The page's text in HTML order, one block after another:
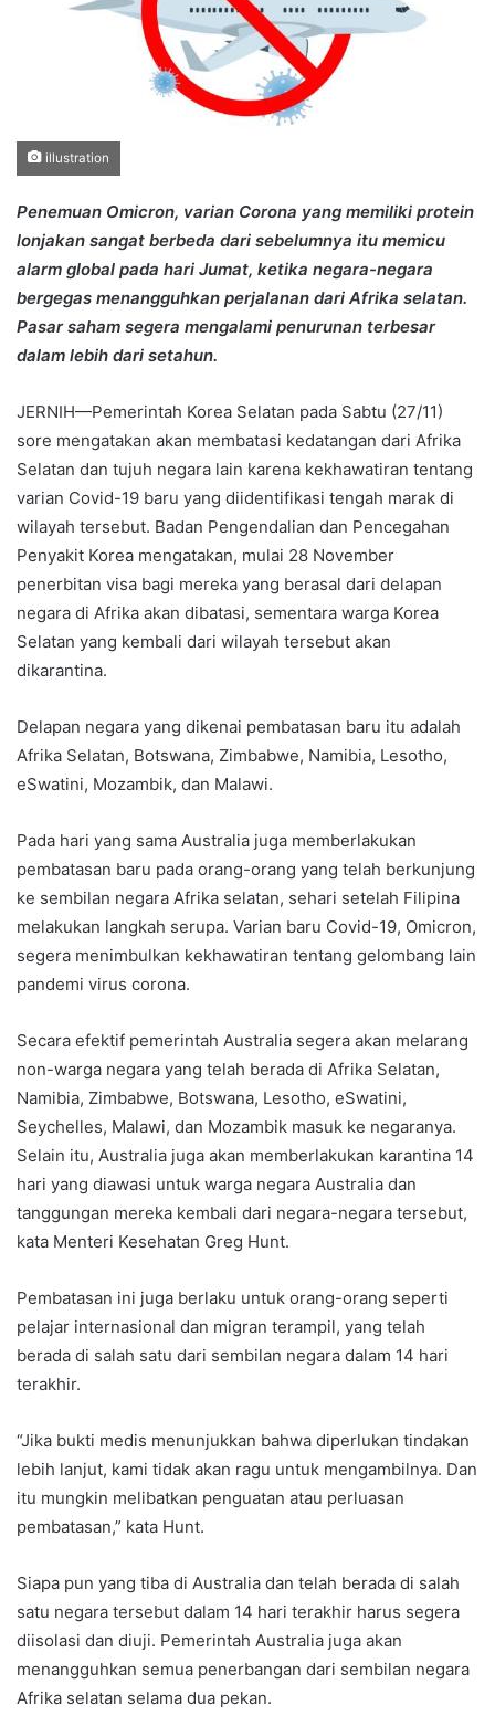
illustration
Penemuan Omicron, varian Corona yang memiliki protein
lonjakan sangat berbeda dari sebelumnya itu memicu
alarm global pada hari Jumat, ketika negara-negara
bergegas menangguhkan perjalanan dari Afrika selatan.
Pasar saham segera mengalami penurunan terbesar
dalam lebih dari setahun.
JERNIH—Pemerintah Korea Selatan pada Sabtu (27/11)
sore mengatakan akan membatasi kedatangan dari Afrika
Selatan dan tujuh negara lain karena kekhawatiran tentang
varian Covid-19 baru yang diidentifikasi tengah marak di
wilayah tersebut. Badan Pengendalian dan Pencegahan
Penyakit Korea mengatakan, mulai 28 November
penerbitan visa bagi mereka yang berasal dari delapan
negara di Afrika akan dibatasi, sementara warga Korea
Selatan yang kembali dari wilayah tersebut akan
dikarantina.
Delapan negara yang dikenai pembatasan baru itu adalah
Afrika Selatan, Botswana, Zimbabwe, Namibia, Lesotho,
eSwatini, Mozambik, dan Malawi.
Pada hari yang sama Australia juga memberlakukan
pembatasan baru pada orang-orang yang telah berkunjung
ke sembilan negara Afrika selatan, sehari setelah Filipina
melakukan langkah serupa. Varian baru Covid-19, Omicron,
segera menimbulkan kekhawatiran tentang gelombang lain
pandemi virus corona.
Secara efektif pemerintah Australia segera akan melarang
non-warga negara yang telah berada di Afrika Selatan,
Namibia, Zimbabwe, Botswana, Lesotho, eSwatini,
Seychelles, Malawi, dan Mozambik masuk ke negaranya.
Selain itu, Australia juga akan memberlakukan karantina 14
hari yang diawasi untuk warga negara Australia dan
tanggungan mereka kembali dari negara-negara tersebut,
kata Menteri Kesehatan Greg Hunt.
Pembatasan ini juga berlaku untuk orang-orang seperti
pelajar internasional dan migran terampil, yang telah
berada di salah satu dari sembilan negara dalam 14 hari
terakhir.
“Jika bukti medis menunjukkan bahwa diperlukan tindakan
lebih lanjut, kami tidak akan ragu untuk mengambilnya. Dan
itu mungkin melibatkan penguatan atau perluasan
pembatasan,” kata Hunt.
Siapa pun yang tiba di Australia dan telah berada di salah
satu negara tersebut dalam 14 hari terakhir harus segera
diisolasi dan diuji. Pemerintah Australia juga akan
menangguhkan semua penerbangan dari sembilan negara
Afrika selatan selama dua pekan.